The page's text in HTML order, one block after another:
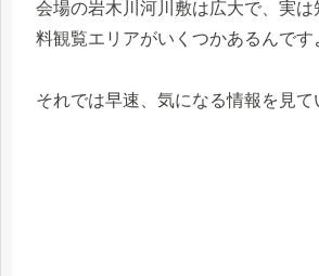
会場の岩木川河川敷は広大で、実
料観覧エリアがいくつかあるんです
それでは早速、気になる情報を見て